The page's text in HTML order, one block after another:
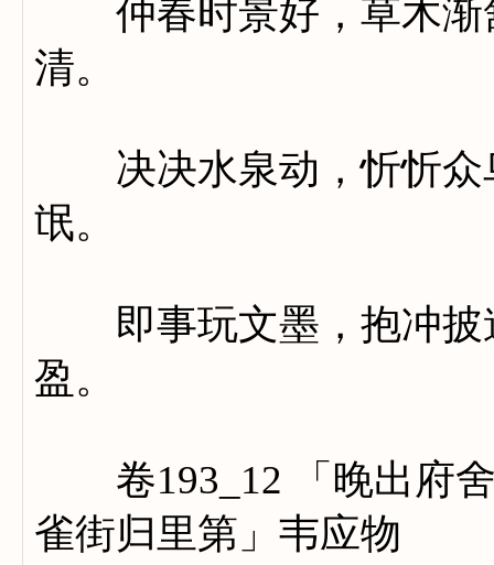
仲春时景好，草木渐
清。
决决水泉动，忻忻众
氓。
即事玩文墨，抱冲披
盈。
卷193_12 「晚出府舍
雀街归里第」韦应物